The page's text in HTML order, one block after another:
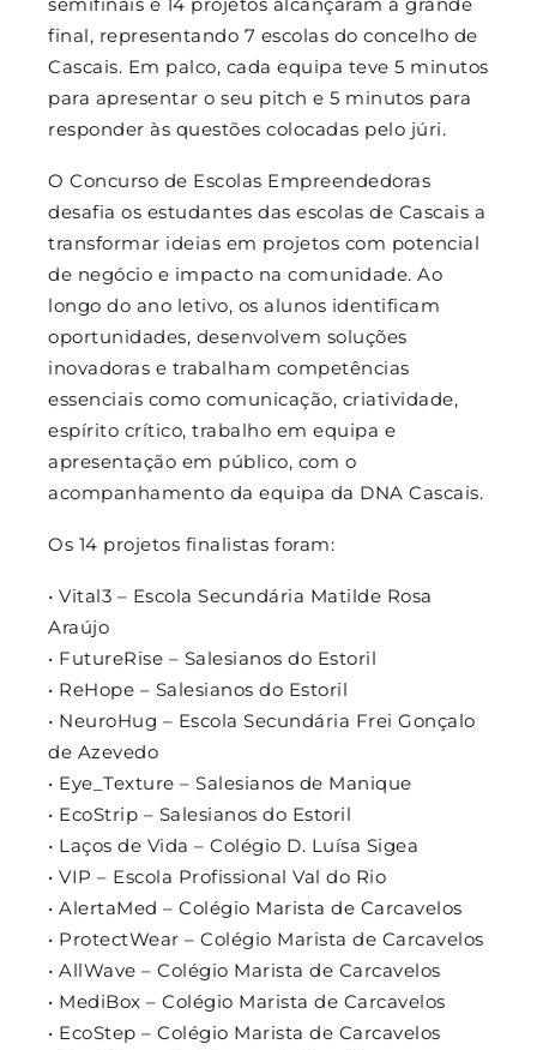
final, representando 7 escolas do concelho de
Cascais. Em palco, cada equipa teve 5 minutos
para apresentar o seu pitch e 5 minutos para
responder às questões colocadas pelo júri.
O Concurso de Escolas Empreendedoras
desafia os estudantes das escolas de Cascais a
transformar ideias em projetos com potencial
de negócio e impacto na comunidade. Ao
longo do ano letivo, os alunos identificam
oportunidades, desenvolvem soluções
inovadoras e trabalham competências
essenciais como comunicação, criatividade,
espírito crítico, trabalho em equipa e
apresentação em público, com o
acompanhamento da equipa da DNA Cascais.
Os 14 projetos finalistas foram:
• Vital3 – Escola Secundária Matilde Rosa
Araújo
• FutureRise – Salesianos do Estoril
• ReHope – Salesianos do Estoril
• NeuroHug – Escola Secundária Frei Gonçalo
de Azevedo
• Eye_Texture – Salesianos de Manique
• EcoStrip – Salesianos do Estoril
• Laços de Vida – Colégio D. Luísa Sigea
• VIP – Escola Profissional Val do Rio
• AlertaMed – Colégio Marista de Carcavelos
• ProtectWear – Colégio Marista de Carcavelos
• AllWave – Colégio Marista de Carcavelos
• MediBox – Colégio Marista de Carcavelos
• EcoStep – Colégio Marista de Carcavelos